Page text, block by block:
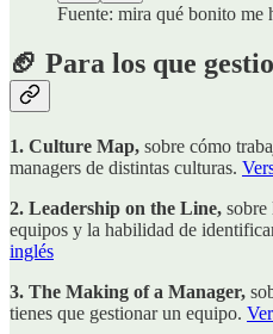
Fuente: mira qué bonito me
🏈 Para los que
1. Culture Map, sobre cómo
managers de distintas culturas.
2. Leadership on the Line, sobre
equipos y la habilidad de
inglés
3. The Making of a Manager,
tienes que gestionar un equipo.